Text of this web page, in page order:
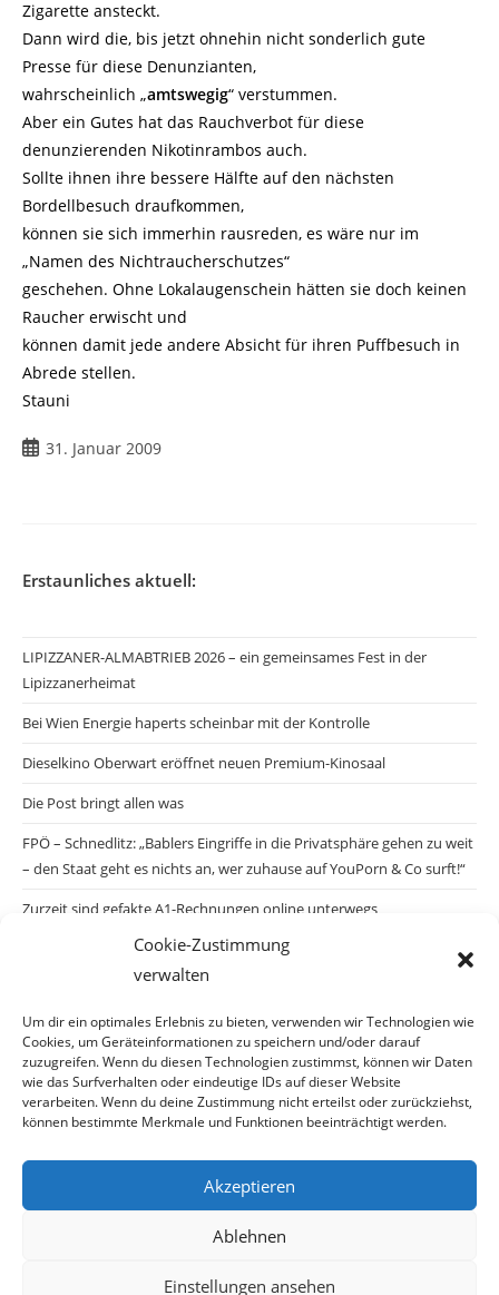
Cookie-Zustimmung
verwalten
Um dir ein optimales Erlebnis zu bieten, verwenden wir Technologien wie
Cookies, um Geräteinformationen zu speichern und/oder darauf
zuzugreifen. Wenn du diesen Technologien zustimmst, können wir Daten
wie das Surfverhalten oder eindeutige IDs auf dieser Website
verarbeiten. Wenn du deine Zustimmung nicht erteilst oder zurückziehst,
können bestimmte Merkmale und Funktionen beeinträchtigt werden.
Akzeptieren
Ablehnen
Einstellungen ansehen
Zigarette ansteckt.
Dann wird die, bis jetzt ohnehin nicht sonderlich gute
Presse für diese Denunzianten,
wahrscheinlich „amtswegig“ verstummen.
Aber ein Gutes hat das Rauchverbot für diese
denunzierenden Nikotinrambos auch.
Sollte ihnen ihre bessere Hälfte auf den nächsten
Bordellbesuch draufkommen,
können sie sich immerhin rausreden, es wäre nur im
„Namen des Nichtraucherschutzes“
geschehen. Ohne Lokalaugenschein hätten sie doch keinen
Raucher erwischt und
können damit jede andere Absicht für ihren Puffbesuch in
Abrede stellen.
Stauni
31. Januar 2009
Erstaunliches aktuell:
LIPIZZANER-ALMABTRIEB 2026 – ein gemeinsames Fest in der
Lipizzanerheimat
Bei Wien Energie haperts scheinbar mit der Kontrolle
Dieselkino Oberwart eröffnet neuen Premium-Kinosaal
Die Post bringt allen was
FPÖ – Schnedlitz: „Bablers Eingriffe in die Privatsphäre gehen zu weit
– den Staat geht es nichts an, wer zuhause auf YouPorn & Co surft!“
Zurzeit sind gefakte A1-Rechnungen online unterwegs
Salzburgs Juden und ihre Sicherheit: „Erst nach einem Anschlag wäre
die Gefahr endlich konkret!“
Biologisches Wunder in Ceuta
Ein vermeintliches Abschiebemärchen
Archiv